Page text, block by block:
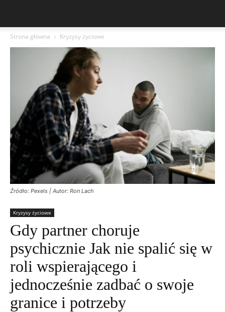
Strona główna Kryzysy życiowe
Źródło: Pexels | Autor: Ron Lach
Kryzysy życiowe
Gdy partner choruje
psychicznie Jak nie spalić się w
roli wspierającego i
jednocześnie zadbać o swoje
granice i potrzeby